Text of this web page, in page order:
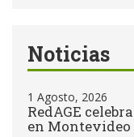
Noticias
1 Agosto, 2026
RedAGE
en Montevideo